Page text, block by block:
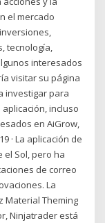
el mercado
tecnología,
interesados
visitar su página
investigar para
incluso
en AiGrow,
· La aplicación de
el Sol, pero ha
de correo
La
Material Theming
Ninjatrader está